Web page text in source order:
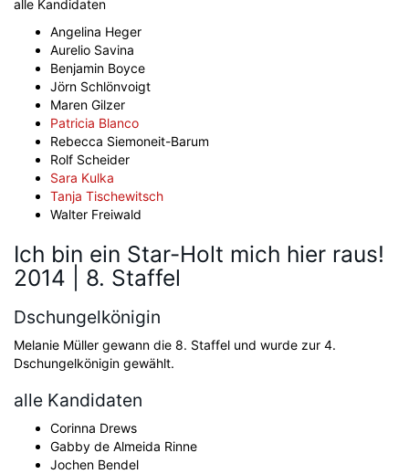
alle Kandidaten
Angelina Heger
Aurelio Savina
Benjamin Boyce
Jörn Schlönvoigt
Maren Gilzer
Patricia Blanco
Rebecca Siemoneit-Barum
Rolf Scheider
Sara Kulka
Tanja Tischewitsch
Walter Freiwald
Ich bin ein Star-Holt mich hier raus!
2014 | 8. Staffel
Dschungelkönigin
Melanie Müller gewann die 8. Staffel und wurde zur 4.
Dschungelkönigin gewählt.
alle Kandidaten
Corinna Drews
Gabby de Almeida Rinne
Jochen Bendel